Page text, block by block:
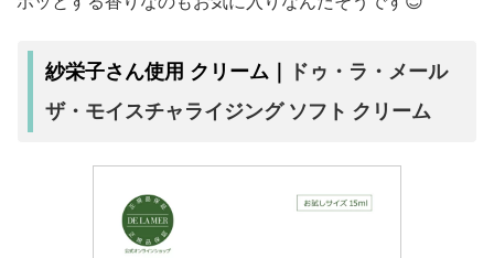
紗栄子さん使用 クリーム｜
ドゥ・ラ・メール
ザ・モイスチャライジング ソフト クリーム